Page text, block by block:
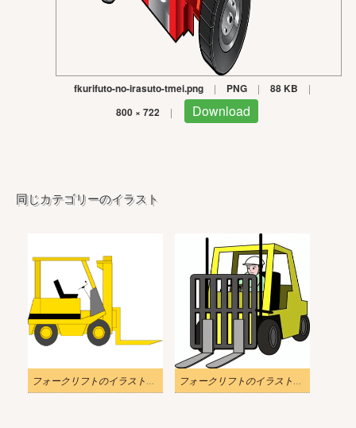
fkurifuto-no-irasuto-tmei.png | PNG | 88 KB |
800 × 722 | Download
同じカテゴリーのイラスト
フォークリフトのイラストダウンロード フォークリフトのイラストPNG 画像